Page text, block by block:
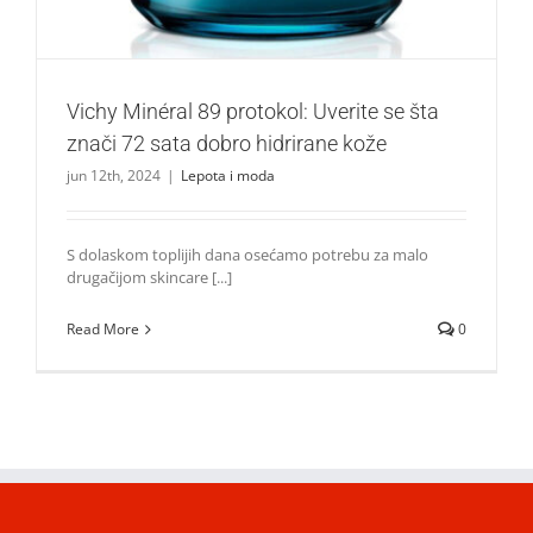
Vichy Minéral 89 protokol: Uverite se šta
znači 72 sata dobro hidrirane kože
jun 12th, 2024 | Lepota i moda
S dolaskom toplijih dana osećamo potrebu za malo
drugačijom skincare [...]
Read More 0